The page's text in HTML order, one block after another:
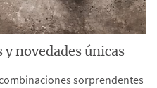
y novedades únicas
sorprendentes